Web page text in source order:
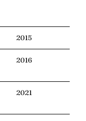
2015
2016
2021